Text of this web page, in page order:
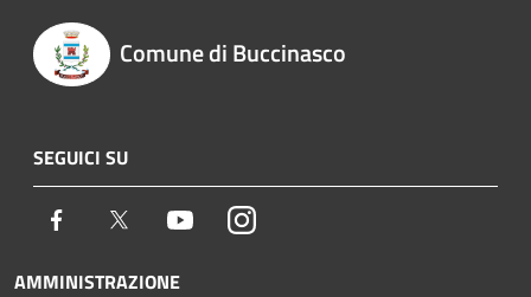
Comune di Buccinasco
SEGUICI SU
Facebook Twitter YoutubeInstagram
AMMINISTRAZIONE